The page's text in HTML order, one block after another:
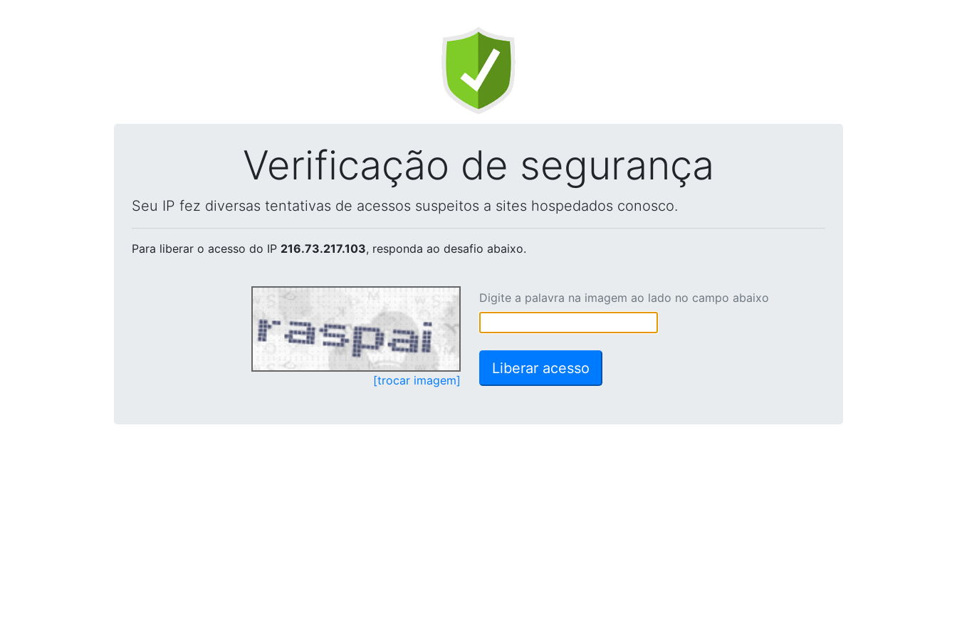
Verificação de segurança
Seu IP fez diversas tentativas de acessos suspeitos a sites hospedados conosco.
Para liberar o acesso do IP 216.73.217.103, responda ao desafio abaixo.
[trocar imagem]
Digite a palavra na imagem ao lado no campo abaixo